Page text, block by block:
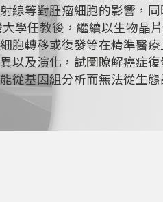
，是一個富含好奇心。對
動物科學。但最終在漫漫
訴我們，去嘗試不同的東
只有一條路或是一種解決